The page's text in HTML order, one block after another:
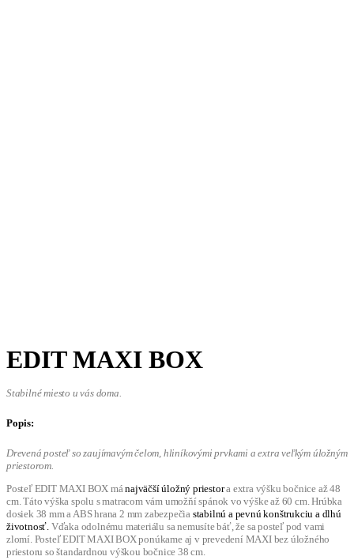
EDIT MAXI BOX
Stabilné miesto u vás doma.
Popis:
Drevená posteľ so zaujímavým čelom, hliníkovými prvkami a extra veľkým úložným
priestorom.
Posteľ EDIT MAXI BOX mánajväčší úložný priestora extra výšku bočnice až 48
cm. Táto výška spolu s matracom vám umožňí spánok vo výške až 60 cm. Hrúbka
dosiek 38 mm a ABS hrana 2 mm zabezpečia stabilnú a pevnú konštrukciu a dlhú
životnosť. Vďaka odolnému materiálu sa nemusíte báť, že sa posteľ pod vami
zlomí. Posteľ EDIT MAXI BOX ponúkame aj v prevedení MAXI bez úložného
priestoru so štandardnou výškou bočnice 38 cm.